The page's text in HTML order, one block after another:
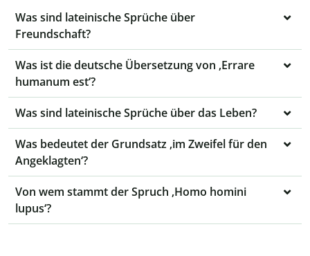
Was sind lateinische Sprüche über
Freundschaft?
Was ist die deutsche Übersetzung von ‚Errare
humanum est‘?
Was sind lateinische Sprüche über das Leben?
Was bedeutet der Grundsatz ‚im Zweifel für den
Angeklagten‘?
Von wem stammt der Spruch ‚Homo homini
lupus‘?